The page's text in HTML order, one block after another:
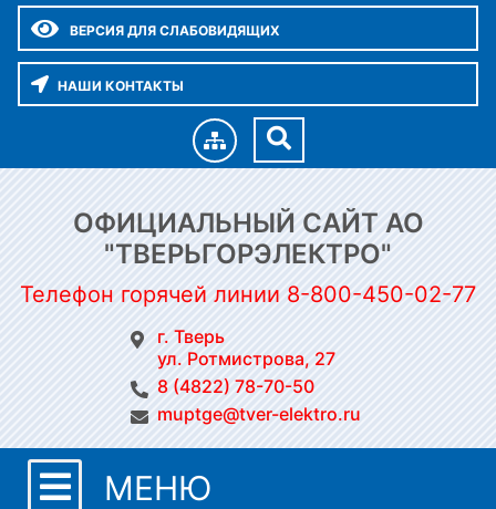
ВЕРСИЯ ДЛЯ СЛАБОВИДЯЩИХ
НАШИ КОНТАКТЫ
ОФИЦИАЛЬНЫЙ САЙТ АО
"ТВЕРЬГОРЭЛЕКТРО"
Телефон горячей линии 8-800-450-02-77
г. Тверь
ул. Ротмистрова, 27
8 (4822) 78-70-50
muptge@tver-elektro.ru
МЕНЮ